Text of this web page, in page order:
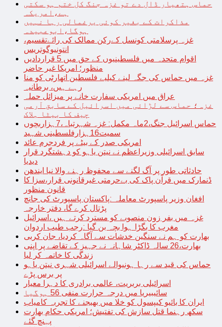
حماس ہتھیار ڈال دے تو غزہ جنگ کل ختم ہو سکتی
ہے،امریکہ
مذاکرات کے بغیر کوئی یرغمالی رہا نہیں
ہوگا،ابوعبیدہ
غزہ پرسلامتی کونسل کےرکن ممالک کی رائےتقسیم،
انتونیوگوتریس
اقوام متحدہ میں فلسطینیوں کے حق میں 5 قراردادیں
منظور؛ امریکا غیر حاضر
غزہ میں حماس کی جگہ لینے کیلیے فلسطین اتھارٹی کو منا
رہے ہیں، برطانیہ
عراق میں امریکی سفارت خانے پر میزائل حملہ
غزہ؛ حماس سے لڑائی میں اسرائیل کے سابق آرمی
چیف کا بیٹا ہلاک
حماس اسرائیل جنگ،2ماہ مکمل: غزہ شہرتباہ،7ہزاربچوں
سمیت16ہزارفلسطینی شہید
امریکی صدر کے بیٹے پر فردجرم عائد
سابق اسرائیلی وزیراعظم نے نیتن یاہو کو دہشتگرد قرار
دیدیا
حادثاتی طور پر آگ لگنے سے محفوظ رہنے والا نیا ایندھن
ڈنمارک میں قرآن پاک کی بےحرمتی غیرقانونی قرار،سزا کا
قانون منظور
افغان وزیر پاسپورٹ معاملہ :پاکستان پاسپورٹ کی جانچ
پڑتال کرے گا، دفتر خارجہ
غزہ میں بفر زون منصوبے کو مسترد کرتے ہیں ،اسرائیل
مغرب کا بگڑا ہوا بچہ بن گیا :رجب طیب اردوان
بھارت کو ہم نے سنگین خدشات سے آگاہ کردیا، جان کربی
بھارت،26 سالہ ڈاکٹر شاہانہ نے جہیز کے تقاضے پر اپنی
زندگی کا خاتمہ کر لیا
حماس کی قید سے رہا ہونیوالے اسرائیلی شہری نیتن یاہو
پر برس پڑے
اسرائیلی بربریت، عالمی برادری کا دہرا معیار
سائیبیریا میں درجہ حرارت منفی 56 ہوگیا
ایران کا بائیو کیپسول کو خلا میں بھیجنے کا تجربہ کامیاب
سکھ رہنما قتل سازش کی تفتیش؛ امریکی حکام بھارت
پہنچ گئے